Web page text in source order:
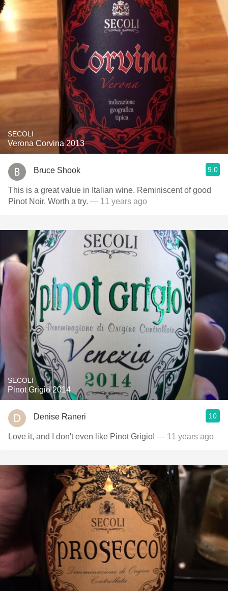
SECOLI
Verona Corvina 2013
Bruce Shook 9.0
This is a great value in Italian wine. Reminiscent of good
Pinot Noir. Worth a try. — 11 years ago
SECOLI
Pinot Grigio 2014
Denise Raneri 10
Love it, and I don't even like Pinot Grigio! — 11 years ago